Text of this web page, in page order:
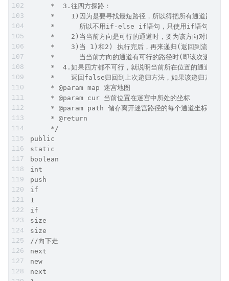
     *  3.往四方探路：
*    1)因为是要寻找最短路径，所以得把所有通道路径走
*      所以不用if-else if语句，只使用if语句来判
*    2)当当前方向是可行的通道时，要为该方向对应的
*    3)当 1)和2) 执行完后，再来递归(返回到流程1)
*      当当前方向的通道有可行的路径时(即该次递归方
*  4.如果四方都不可行，就说明当前所在位置的通道是死
*    返回false归回到上次递归方法，如果该递归方法为
     * @param map 迷宫地图
     * @param cur 当前位置在迷宫中所处的坐标
     * @param path 储存离开迷宫路径的每个通道坐标
     * @return
     */
public
static
boolean
int
push
if
1
if
size
size
//向下走
next
new
next